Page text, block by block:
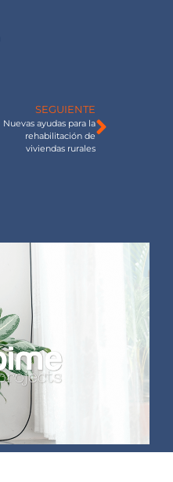
SEGUIENTE
Nuevas ayudas para la
rehabilitación de
viviendas rurales